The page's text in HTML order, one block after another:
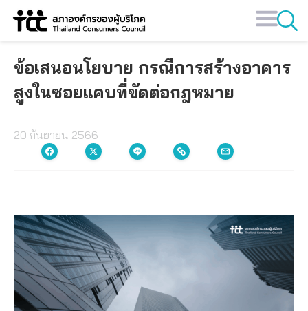
Skip
ข้อเสนอนโยบาย กรณีการสร้างอาคาร
สูงในซอยแคบที่ขัดต่อกฎหมาย
20 กันยายน 2566